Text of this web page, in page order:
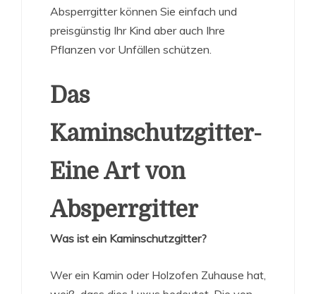
Absperrgitter können Sie einfach und
preisgünstig Ihr Kind aber auch Ihre
Pflanzen vor Unfällen schützen.
Das
Kaminschutzgitter-
Eine Art von
Absperrgitter
Was ist ein Kaminschutzgitter?
Wer ein Kamin oder Holzofen Zuhause hat,